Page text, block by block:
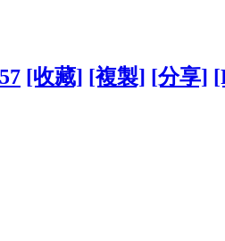
[收藏] [複製] [分享]